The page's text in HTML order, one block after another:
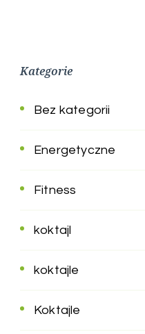
Kategorie
Bez kategorii
Energetyczne
Fitness
koktajl
koktajle
Koktajle